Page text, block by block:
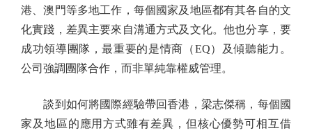
港、澳門等多地工作，每個國家及地區都有其各自的文
化實踐，差異主要來自溝通方式及文化。他也分享，要
成功領導團隊，最重要的是情商（EQ）及傾聽能力。
公司強調團隊合作，而非單純靠權威管理。
談到如何將國際經驗帶回香港，梁志傑稱，每個國
家及地區的應用方式雖有差異，但核心優勢可相互借